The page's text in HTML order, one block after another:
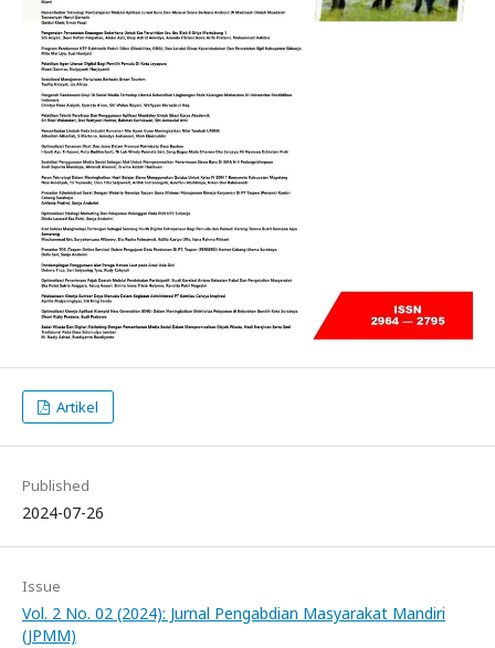
Artikel
Published
2024-07-26
Issue
Vol. 2 No. 02 (2024): Jurnal Pengabdian Masyarakat Mandiri
(JPMM)